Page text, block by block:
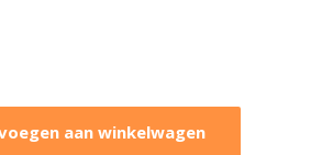
aan winkelwagen